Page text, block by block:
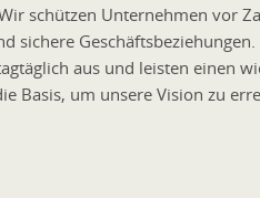
schützen Unternehmen vor
sichere
aus und leisten einen
Basis, um unsere Vision zu